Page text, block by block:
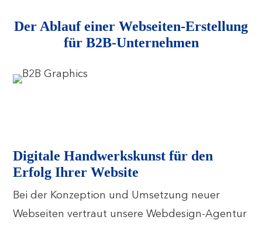
Der Ablauf einer Webseiten-Erstellung
für B2B-Unternehmen
Digitale Handwerkskunst für den
Erfolg Ihrer Website
Bei der Konzeption und Umsetzung neuer
Webseiten vertraut unsere Webdesign-Agentur